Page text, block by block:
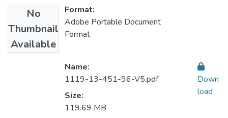
No
Thumbnail
Available
Format:
Adobe Portable Document
Format
Name:
1119-13-451-96-V5.pdf
Size:
119.69 MB
Down
load